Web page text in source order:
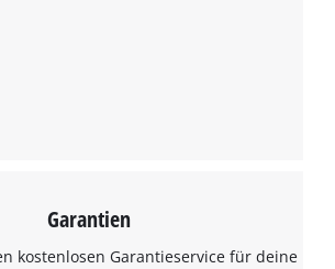
Garantien
kostenlosen Garantieservice für deine